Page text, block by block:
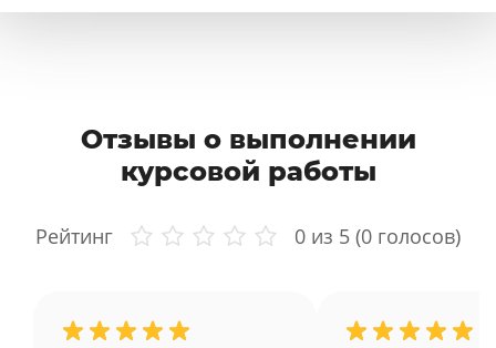
Отзывы о выполнении
курсовой работы
Рейтинг 0 из 5 (0 голосов)